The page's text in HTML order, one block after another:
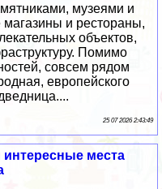
музеями и
и рестораны,
объектов,
Помимо
совсем рядом
европейского
25 07 2026 2:43:49
места